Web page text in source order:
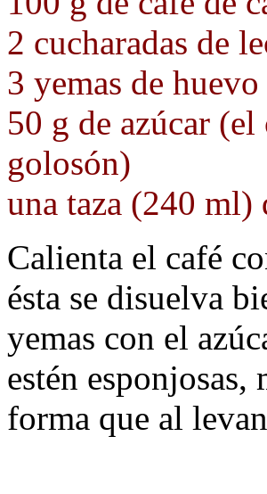
2 cucharadas de
3 yemas de
50 g de azúcar (el
golosón)
una taza (240 ml)
Calienta el café
ésta se disuelva
yemas con el
estén esponjosas,
forma que al